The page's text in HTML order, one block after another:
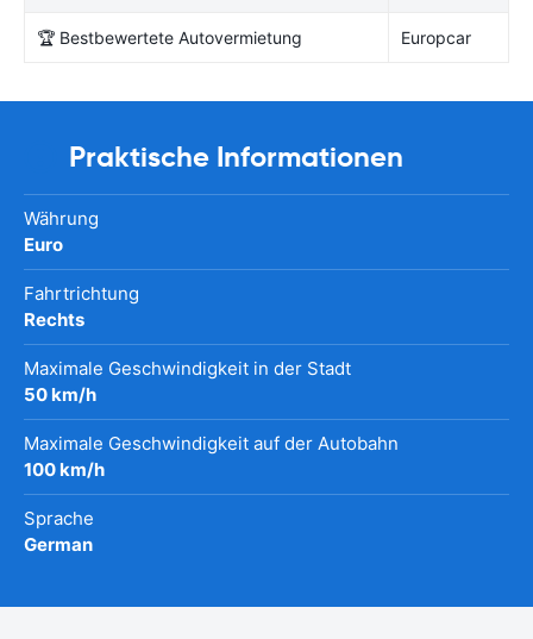
🏆 Bestbewertete Autovermietung Europcar
Praktische Informationen
Währung
Euro
Fahrtrichtung
Rechts
Maximale Geschwindigkeit in der Stadt
50 km/h
Maximale Geschwindigkeit auf der Autobahn
100 km/h
Sprache
German